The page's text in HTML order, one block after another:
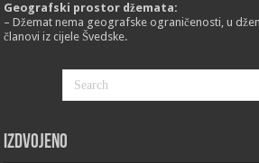
Geografski prostor džemata:
– Džemat nema geografske ograničenosti, u
članovi iz cijele Švedske.
Izdvojeno